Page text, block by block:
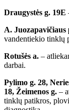
Draugystės g. 19E
A.
vandentiekio tinklų
Rotušės a. –
darbai.
Pylimo g. 28,
18, Žeimenos g. –
tinklų patikros,